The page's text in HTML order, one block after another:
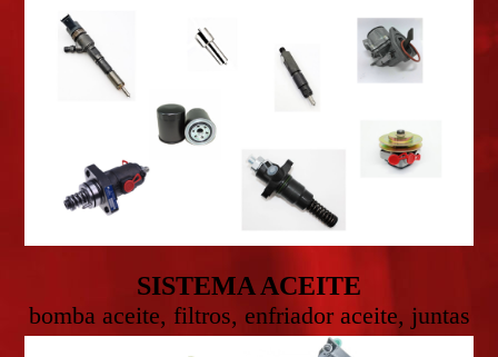
SISTEMA ACEITE
bomba aceite, filtros, enfriador aceite, juntas